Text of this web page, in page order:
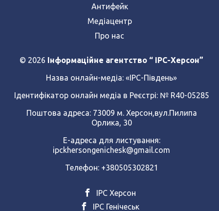
Антифейк
Медіацентр
Про нас
© 2026 Інформаційне агентство “ IPC-Херсон”
Назва онлайн-медіа: «ІРС-Південь»
Ідентифікатор онлайн медіа в Реєстрі: № R40-05285
Поштова адреса: 73009 м. Херсон,вул.Пилипа
Орлика, 30
Е-адреса для листування:
ipckhersongenichesk@gmail.com
Телефон: +380505302821
ІРС Херсон
ІРС Генічеськ